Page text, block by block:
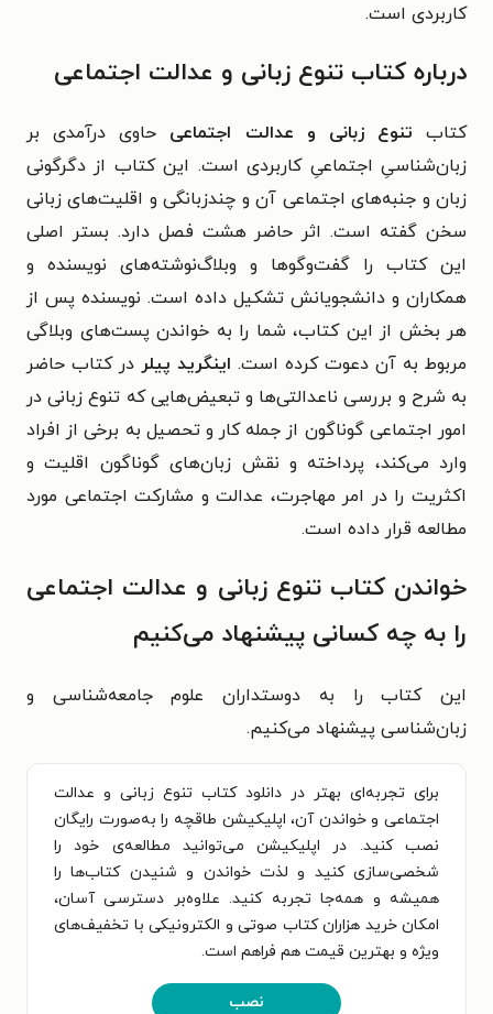
کاربردی است.
درباره کتاب تنوع زبانی و عدالت اجتماعی
کتاب تنوع زبانی و عدالت اجتماعی حاوی درآمدی بر
زبان‌شناسیِ اجتماعیِ کاربردی است. این کتاب از دگرگونی
زبان و جنبه‌های اجتماعی آن و چندزبانگی و اقلیت‌های زبانی
سخن گفته است. اثر حاضر هشت فصل دارد. بستر اصلی
این کتاب را گفت‌وگوها و وبلاگ‌نوشته‌های نویسنده و
همکاران و دانشجویانش تشکیل داده است. نویسنده پس از
هر بخش از این کتاب، شما را به خواندن پست‌های وبلاگی
مربوط به آن دعوت کرده است. اینگرید پیلر در کتاب حاضر
به شرح و بررسی ناعدالتی‌ها و تبعیض‌هایی که تنوع زبانی در
امور اجتماعی گوناگون از جمله کار و تحصیل به برخی از افراد
وارد می‌کند، پرداخته و نقش زبان‌های گوناگون اقلیت و
اکثریت را در امر مهاجرت، عدالت و مشارکت اجتماعی مورد
مطالعه قرار داده است.
خواندن کتاب تنوع زبانی و عدالت اجتماعی
را به چه کسانی پیشنهاد می‌کنیم
این کتاب را به دوستداران علوم جامعه‌شناسی و
زبان‌شناسی پیشنهاد می‌کنیم.
برای تجربه‌ای بهتر در دانلود کتاب تنوع زبانی و عدالت
اجتماعی و خواندن آن، اپلیکیشن طاقچه را به‌صورت رایگان
نصب کنید. در اپلیکیشن می‌توانید مطالعه‌ی خود را
شخصی‌سازی کنید و لذت خواندن و شنیدن کتاب‌ها را
همیشه و همه‌جا تجربه کنید. علاوه‌بر دسترسی آسان،
امکان خرید هزاران کتاب صوتی و الکترونیکی با تخفیف‌های
ویژه و بهترین قیمت هم فراهم است.
نصب